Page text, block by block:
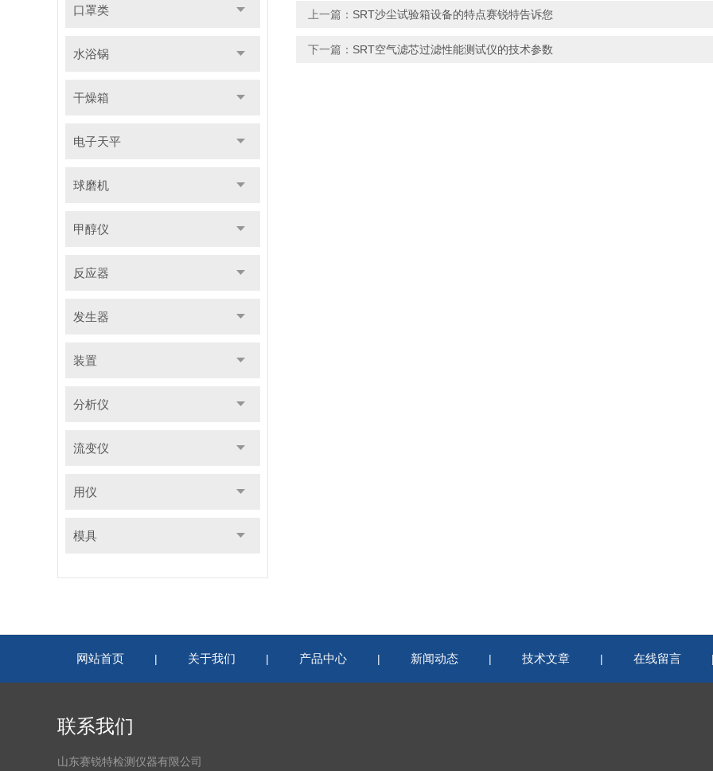
口罩类
水浴锅
干燥箱
电子天平
球磨机
甲醇仪
反应器
发生器
装置
分析仪
流变仪
用仪
模具
上一篇： SRT沙尘试验箱设备的特点赛锐特告诉您
下一篇： SRT空气滤芯过滤性能测试仪的技术参数
网站首页 | 关于我们 | 产品中心 | 新闻动态 | 技术文章 | 在线留言
联系我们
山东赛锐特检测仪器有限公司